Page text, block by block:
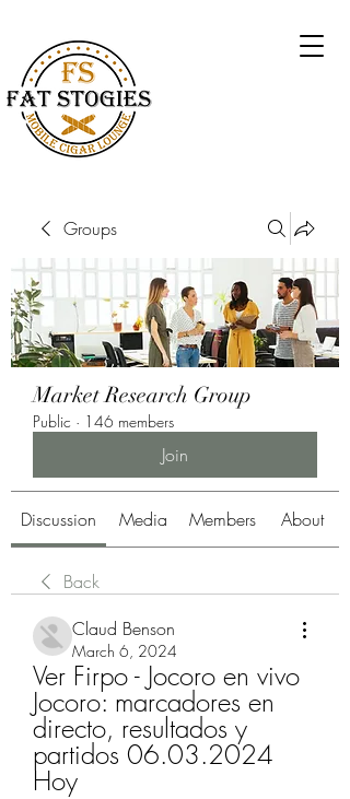
Groups
Market Research Group
Public · 146 members
Join
Discussion Media Members About
Back
Claud Benson
March 6, 2024
Ver Firpo - Jocoro en vivo
Jocoro: marcadores en
directo, resultados y
partidos 06.03.2024
Hoy